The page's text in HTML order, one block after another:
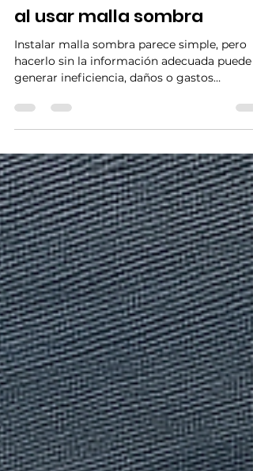
José Antonio Hernández Fernández
Los 5 errores más comunes
al usar malla sombra
Instalar malla sombra parece simple, pero
hacerlo sin la información adecuada puede
generar ineficiencia, daños o gastos
innecesarios.